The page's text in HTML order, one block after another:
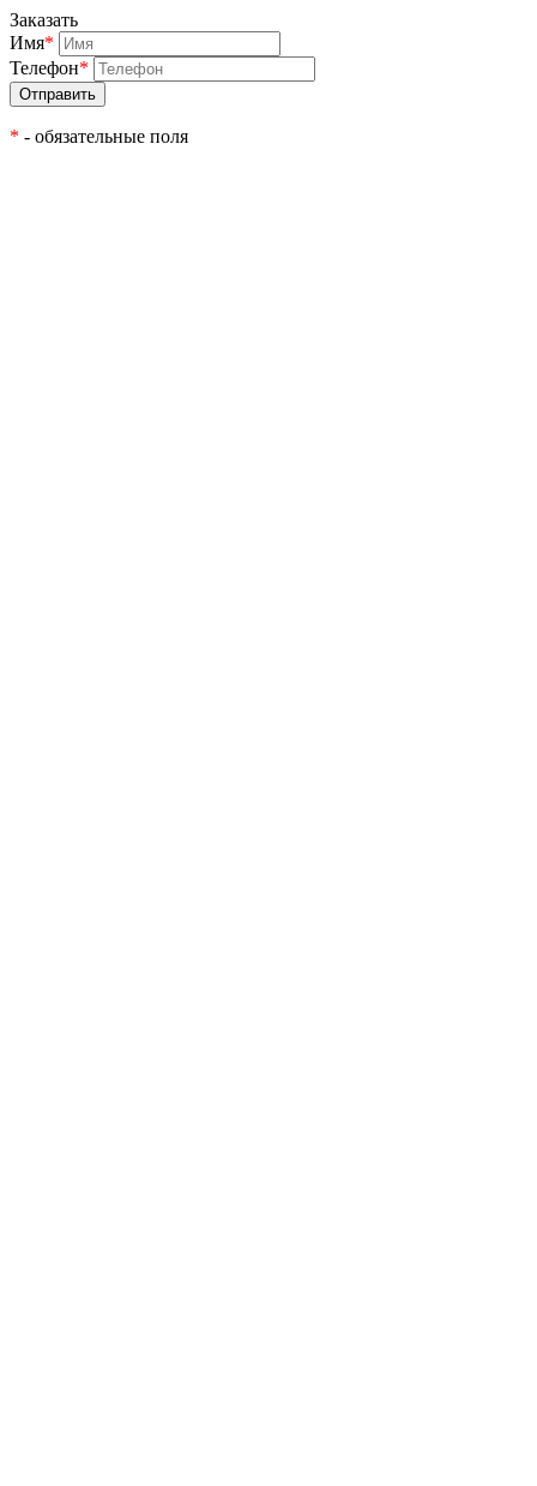
Заказать
Имя*
Телефон*
* - обязательные поля